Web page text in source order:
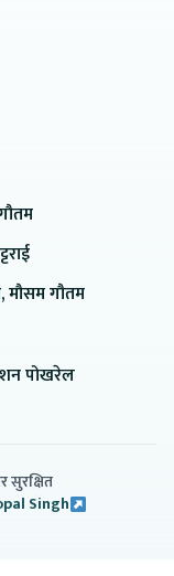
मौसम गौतम
पोखरेल
सुरक्षित
Singh